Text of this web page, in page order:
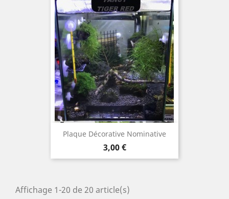
Plaque Décorative Nominative
Prix
3,00 €
Affichage 1-20 de 20 article(s)